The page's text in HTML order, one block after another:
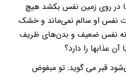
در روی زمین نفس بکشد هیچ
نفس او سالم نمی‌ماند و خشک
نفس ضعیف و بدن‌های ظریف
آن عذابها را دارد؟
قبر می گوید: تو مبغوض